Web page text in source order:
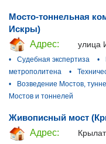
Мосто-тоннельная
Искры)
Адрес:
улица
•
Судебная экспертиза •
метрополитена
•
•
Возведение Мостов,
Мостов и тоннелей
Живописный мост
Адрес: